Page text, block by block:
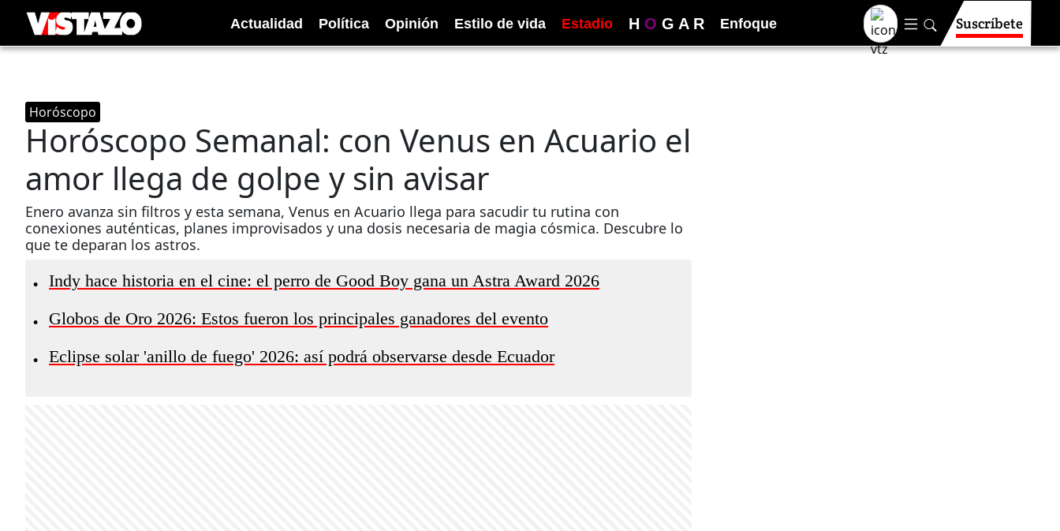
Actualidad Política Opinión Estilo de vida Estadio H O G A R Enfoque Suscríbete
Horóscopo
Horóscopo Semanal: con Venus en Acuario el
amor llega de golpe y sin avisar
Enero avanza sin filtros y esta semana, Venus en Acuario llega para sacudir tu rutina con
conexiones auténticas, planes improvisados y una dosis necesaria de magia cósmica. Descubre lo
que te deparan los astros.
• Indy hace historia en el cine: el perro de Good Boy gana un Astra Award 2026
• Globos de Oro 2026: Estos fueron los principales ganadores del evento
• Eclipse solar 'anillo de fuego' 2026: así podrá observarse desde Ecuador